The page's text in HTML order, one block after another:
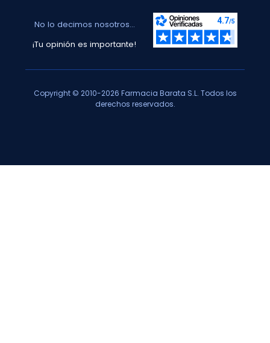
No lo decimos nosotros...
¡Tu opinión es importante!
Copyright © 2010-2026 Farmacia Barata S.L. Todos los
derechos reservados.